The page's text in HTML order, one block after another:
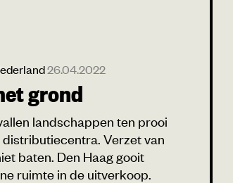
26.04.2022
grond
landschappen ten prooi
Verzet van
baten. Den Haag gooit
ruimte in de uitverkoop.